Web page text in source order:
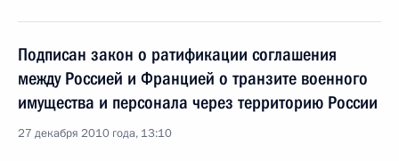
Подписан закон о ратификации соглашения
между Россией и Францией о транзите военного
имущества и персонала через территорию России
27 декабря 2010 года, 13:10